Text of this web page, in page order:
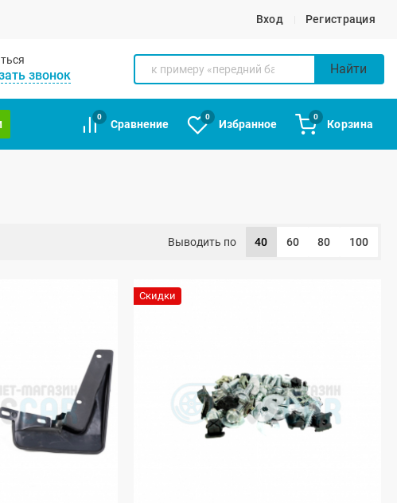
Вход Регистрация
звонок Найти
0
Сравнение
0
Избранное
0
Корзина
Выводить по 40 60 80 100
Скидки